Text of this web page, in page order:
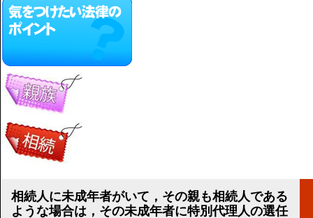
Home
所属弁護士
法律相談案内
弁護士料について
事務所所在地
リンク集
顧問契約について
気をつけたい法律のポイント
武田正男の独り言
相続人に未成年者がいて，その親も相続人である
ような場合は，その未成年者に特別代理人の選任